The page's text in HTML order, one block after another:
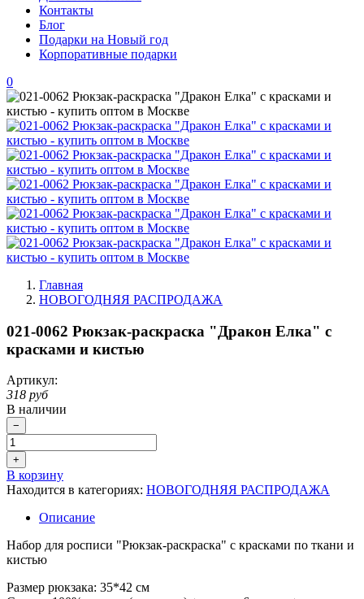
Контакты
Блог
Подарки на Новый год
Корпоративные подарки
0
Главная
НОВОГОДНЯЯ РАСПРОДАЖА
021-0062 Рюкзак-раскраска "Дракон Елка" с
красками и кистью
Артикул:
318 руб
В наличии
−
+
В корзину
Находится в категориях: НОВОГОДНЯЯ РАСПРОДАЖА
Описание
Набор для росписи "Рюкзак-раскраска" с красками по ткани и
кистью
Размер рюкзака: 35*42 см